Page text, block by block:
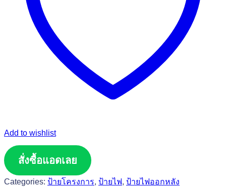
Add to wishlist
สั่งซื้อแอดเลย
Categories: ป้ายโครงการ, ป้ายไฟ, ป้ายไฟออกหลัง